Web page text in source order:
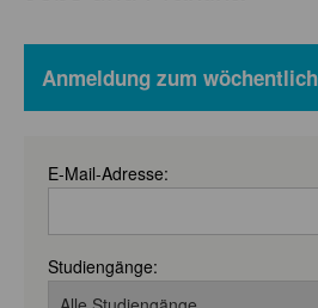
Anmeldung zum
E-Mail-Adresse:
Studiengänge: